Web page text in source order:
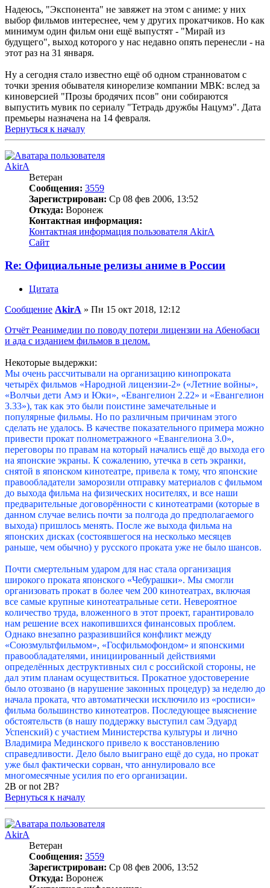
Надеюсь, "Экспонента" не завяжет на этом с аниме: у них
выбор фильмов интереснее, чем у других прокатчиков. Но как
минимум один фильм они ещё выпустят - "Мирай из
будущего", выход которого у нас недавно опять перенесли - на
этот раз на 31 января.
Ну а сегодня стало известно ещё об одном странноватом с
точки зрения обывателя кинорелизе компании МВК: вслед за
киноверсией "Прозы бродячих псов" они собираются
выпустить мувик по сериалу "Тетрадь дружбы Нацумэ". Дата
премьеры назначена на 14 февраля.
Вернуться к началу
AkirA
Ветеран
Сообщения: 3559
Зарегистрирован: Ср 08 фев 2006, 13:52
Откуда: Воронеж
Контактная информация:
Контактная информация пользователя AkirA
Сайт
Re: Официальные релизы аниме в России
Цитата
Сообщение AkirA » Пн 15 окт 2018, 12:12
Отчёт Реанимедии по поводу потери лицензии на Абенобаси
и ада с изданием фильмов в целом.
Некоторые выдержки:
Мы очень рассчитывали на организацию кинопроката
четырёх фильмов «Народной лицензии-2» («Летние войны»,
«Волчьи дети Амэ и Юки», «Евангелион 2.22» и «Евангелион
3.33»), так как это были поистине замечательные и
популярные фильмы. Но по различным причинам этого
сделать не удалось. В качестве показательного примера можно
привести прокат полнометражного «Евангелиона 3.0»,
переговоры по правам на который начались ещё до выхода его
на японские экраны. К сожалению, утечка в сеть экранки,
снятой в японском кинотеатре, привела к тому, что японские
правообладатели заморозили отправку материалов с фильмом
до выхода фильма на физических носителях, и все наши
предварительные договорённости с кинотеатрами (которые в
данном случае велись почти за полгода до предполагаемого
выхода) пришлось менять. После же выхода фильма на
японских дисках (состоявшегося на несколько месяцев
раньше, чем обычно) у русского проката уже не было шансов.
Почти смертельным ударом для нас стала организация
широкого проката японского «Чебурашки». Мы смогли
организовать прокат в более чем 200 кинотеатрах, включая
все самые крупные кинотеатральные сети. Невероятное
количество труда, вложенного в этот проект, гарантировало
нам решение всех накопившихся финансовых проблем.
Однако внезапно разразившийся конфликт между
«Союзмультфильмом», «Госфильмофондом» и японскими
правообладателями, инициированный действиями
определённых деструктивных сил с российской стороны, не
дал этим планам осуществиться. Прокатное удостоверение
было отозвано (в нарушение законных процедур) за неделю до
начала проката, что автоматически исключило из «росписи»
фильма большинство кинотеатров. Последующее выяснение
обстоятельств (в нашу поддержку выступил сам Эдуард
Успенский) с участием Министерства культуры и лично
Владимира Мединского привело к восстановлению
справедливости. Дело было выиграно ещё до суда, но прокат
уже был фактически сорван, что аннулировало все
многомесячные усилия по его организации.
2B or not 2B?
Вернуться к началу
AkirA
Ветеран
Сообщения: 3559
Зарегистрирован: Ср 08 фев 2006, 13:52
Откуда: Воронеж